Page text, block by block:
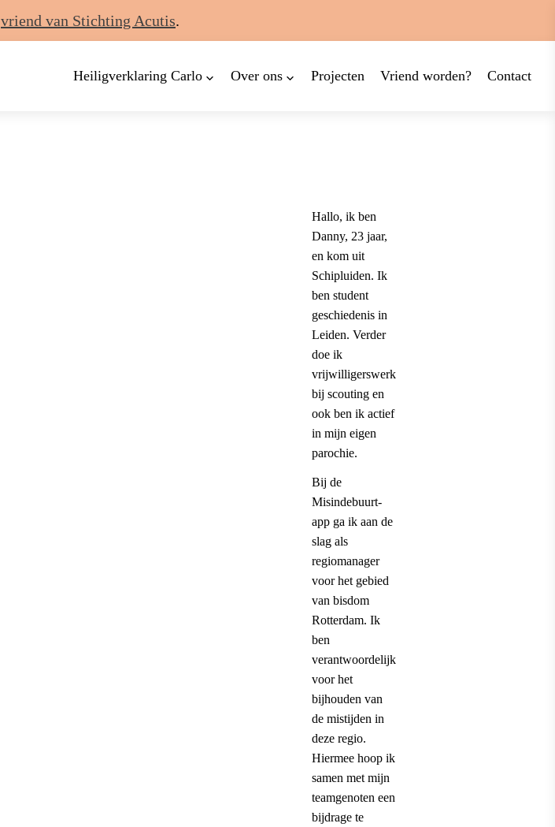
vriend van Stichting Acutis.
Heiligverklaring Carlo Over ons Projecten Vriend worden? Contact
Hallo, ik ben
Danny, 23 jaar,
en kom uit
Schipluiden. Ik
ben student
geschiedenis in
Leiden. Verder
doe ik
vrijwilligerswerk
bij scouting en
ook ben ik actief
in mijn eigen
parochie.
Bij de
Misindebuurt-
app ga ik aan de
slag als
regiomanager
voor het gebied
van bisdom
Rotterdam. Ik
ben
verantwoordelijk
voor het
bijhouden van
de mistijden in
deze regio.
Hiermee hoop ik
samen met mijn
teamgenoten een
bijdrage te